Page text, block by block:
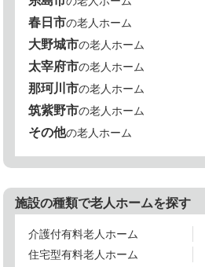
春日市の老人ホーム
大野城市の老人ホーム
太宰府市の老人ホーム
那珂川市の老人ホーム
筑紫野市の老人ホーム
その他の老人ホーム
施設の種類で老人ホームを探す
介護付有料老人ホーム
住宅型有料老人ホーム